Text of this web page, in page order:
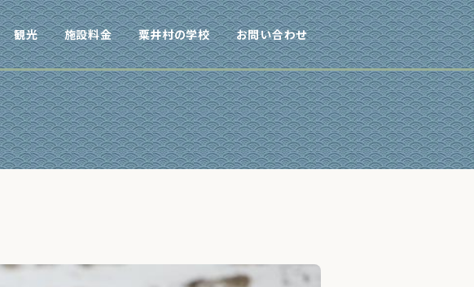
観光 施設料金 粟井村の学校 お問い合わせ